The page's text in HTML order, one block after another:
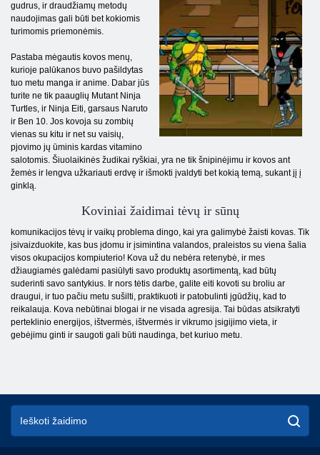
gudrus, ir draudžiamų metodų
naudojimas gali būti bet kokiomis
turimomis priemonėmis.
Pastaba mėgautis kovos menų,
kurioje palūkanos buvo pašildytas
tuo metu manga ir anime. Dabar jūs
turite ne tik paauglių Mutant Ninja
Turtles, ir Ninja Eiti, garsaus Naruto
ir Ben 10. Jos kovoja su zombių
vienas su kitu ir net su vaisių,
pjovimo jų ūminis kardas vitamino
salotomis. Šiuolaikinės žudikai ryškiai, yra ne tik šnipinėjimu ir kovos ant
žemės ir lengva užkariauti erdvę ir išmokti įvaldyti bet kokią temą, sukant jį į
ginklą.
Koviniai žaidimai tėvų ir sūnų
komunikacijos tėvų ir vaikų problema dingo, kai yra galimybė žaisti kovas. Tik
įsivaizduokite, kas bus įdomu ir įsimintina valandos, praleistos su viena šalia
visos okupacijos kompiuterio! Kova už du nebėra retenybė, ir mes
džiaugiamės galėdami pasiūlyti savo produktų asortimentą, kad būtų
suderinti savo santykius. Ir nors tėtis darbe, galite eiti kovoti su broliu ar
draugui, ir tuo pačiu metu sušilti, praktikuoti ir patobulinti įgūdžių, kad to
reikalauja. Kova nebūtinai blogai ir ne visada agresija. Tai būdas atsikratyti
perteklinio energijos, ištvermės, ištvermės ir vikrumo įsigijimo vieta, ir
gebėjimu ginti ir saugoti gali būti naudinga, bet kuriuo metu.